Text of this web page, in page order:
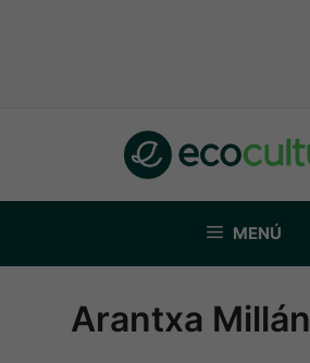
MENÚ
Arantxa Millán